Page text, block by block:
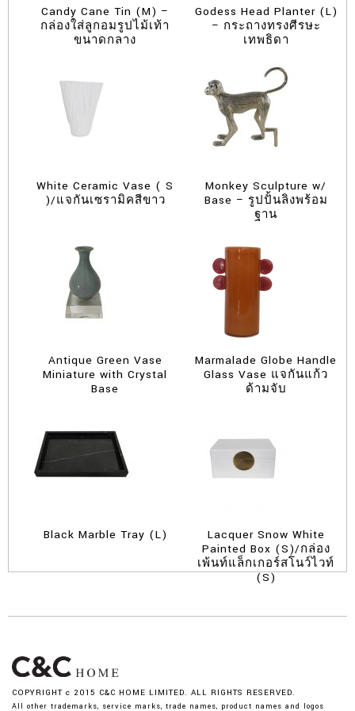
Candy Cane Tin (M) –
กล่องใส่ลูกอมรูปไม้เท้า
ขนาดกลาง
Godess Head Planter (L)
– กระถางทรงศีรษะ
เทพธิดา
White Ceramic Vase ( S
)/แจกันเซรามิคสีขาว
Monkey Sculpture w/
Base – รูปปั้นลิงพร้อม
ฐาน
Antique Green Vase
Miniature with Crystal
Base
Marmalade Globe Handle
Glass Vase แจกันแก้ว
ด้ามจับ
Black Marble Tray (L)
Lacquer Snow White
Painted Box (S)/กล่อง
เพ้นท์แล็กเกอร์สโนว์ไวท์
(S)
COPYRIGHT c 2015 C&C HOME LIMITED. ALL RIGHTS RESERVED.
All other trademarks, service marks, trade names, product names and logos